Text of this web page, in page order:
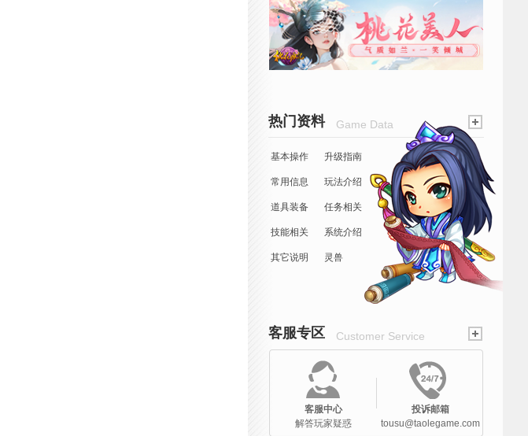
热门资料 Game Data
基本操作 升级指南
常用信息 玩法介绍
道具装备 任务相关
技能相关 系统介绍
其它说明 灵兽
客服专区 Customer Service
客服中心
解答玩家疑惑
投诉邮箱
tousu@taolegame.com